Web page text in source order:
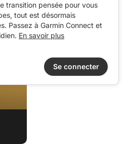
transition pensée pour vous
tout est désormais
Passez à Garmin Connect et
En savoir plus
Se connecter